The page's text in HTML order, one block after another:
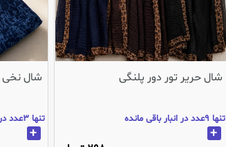
شال حریر تور دور پلنگی
تنها 9عدد در انبار باقی مانده
+
شال نخی
تنها 3عدد در انبار باقی مانده
+